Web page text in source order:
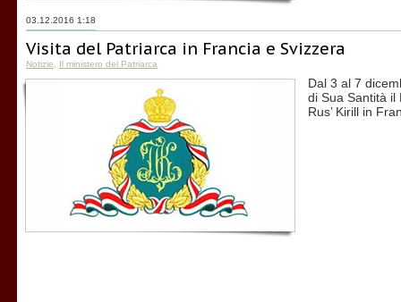
03.12.2016 1:18
Visita del Patriarca in Francia e Svizzera
Notizie Il ministero del Patriarca
Dal 3 al 7
di Sua Santità il
Rus’ Kirill in